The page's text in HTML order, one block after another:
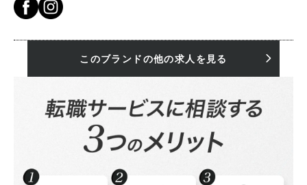
このブランドの他の求人を見る